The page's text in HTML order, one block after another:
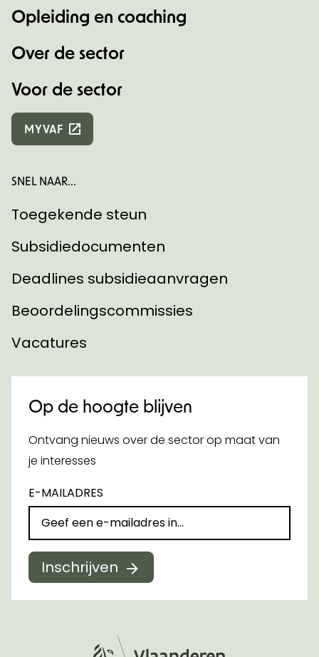
Opleiding en coaching
Over de sector
Voor de sector
MYVAF
SNEL NAAR...
Toegekende steun
Subsidiedocumenten
Deadlines subsidieaanvragen
Beoordelingscommissies
Vacatures
Op de hoogte blijven
Ontvang nieuws over de sector op maat van
je interesses
E-MAILADRES
Inschrijven